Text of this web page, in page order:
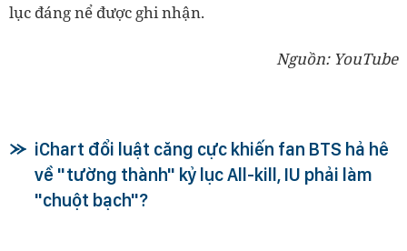
lục đáng nể được ghi nhận.
Nguồn: YouTube
iChart đổi luật căng cực khiến fan BTS hả hê
về "tường thành" kỷ lục All-kill, IU phải làm
"chuột bạch"?